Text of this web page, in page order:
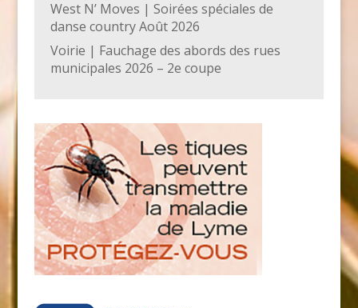
West N’ Moves | Soirées spéciales de
danse country Août 2026
Voirie | Fauchage des abords des rues
municipales 2026 – 2e coupe